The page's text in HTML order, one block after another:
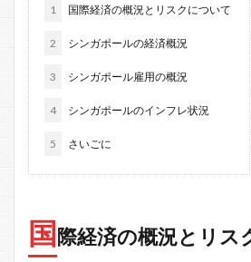
1 国際経済の概況とリスクについて
2 シンガポールの経済概況
3 シンガポール雇用の概況
4 シンガポールのインフレ状況
5 さいごに
国際経済の概況とリス